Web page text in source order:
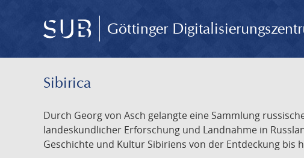
Göttinger
Sibirica
Durch Georg von Asch gelangte eine Sammlung
landeskundlicher Erforschung und Landnahme in
Geschichte und Kultur Sibiriens von der Entdeckung bis